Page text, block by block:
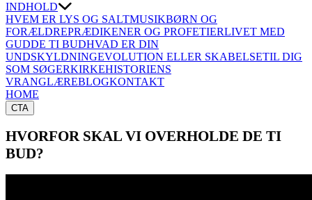
INDHOLD
HVEM ER LYS OG SALTMUSIKBØRN OG
FORÆLDREPRÆDIKENER OG PROFETIERLIVET MED
GUDDE TI BUDHVAD ER DIN
UNDSKYLDNINGEVOLUTION ELLER SKABELSETIL DIG
SOM SØGERKIRKEHISTORIENS
VRANGLÆREBLOGKONTAKT
HOME
CTA
HVORFOR SKAL VI OVERHOLDE DE TI
BUD?